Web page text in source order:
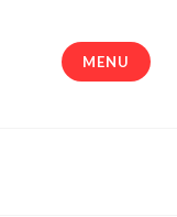
MENU